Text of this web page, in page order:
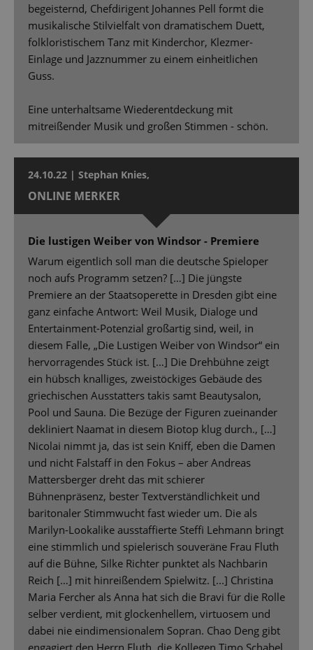
begeisternd, Chefdirigent Johannes Pell formt die
musikalische Stilvielfalt von dramatischem Duett,
folkloristischem Tanz mit Kinderchor, Klezmer-
Einlage und Jazznummer zu einem einheitlichen
Guss.
Eine unterhaltsame Wiederentdeckung mit
mitreißender Musik und großen Stimmen - schön.
24.10.22 | Stephan Knies,
ONLINE MERKER
Die lustigen Weiber von Windsor - Premiere
Warum eigentlich soll man die deutsche Spieloper
noch aufs Programm setzen? […] Die jüngste
Premiere an der Staatsoperette in Dresden gibt eine
ganz einfache Antwort: Weil Musik, Dialoge und
Entertainment-Potenzial großartig sind, weil, in
diesem Falle, „Die Lustigen Weiber von Windsor“ ein
hervorragendes Stück ist. […] Die Drehbühne zeigt
ein hübsch knalliges, zweistöckiges Gebäude des
griechischen Ausstatters takis samt Beautysalon,
Pool und Sauna. Die Bezüge der Figuren zueinander
dekliniert Naamat in diesem Biotop klug durch., […]
Nicolai nimmt ja, das ist sein Kniff, eben die Damen
und nicht Falstaff in den Fokus – aber Andreas
Mattersberger dreht das mit schierer
Bühnenpräsenz, bester Textverständlichkeit und
baritonaler Stimmwucht fast wieder um. Die als
Marilyn-Lookalike ausstaffierte Steffi Lehmann bringt
eine stimmlich und spielerisch souveräne Frau Fluth
auf die Bühne, Silke Richter punktet als Nachbarin
Reich […] mit hinreißendem Spielwitz. [...] Christina
Maria Fercher als Anna hat sich die Bravi für die Rolle
selber verdient, mit glockenhellem, virtuosem und
dabei nie eindimensionalem Sopran. Chao Deng gibt